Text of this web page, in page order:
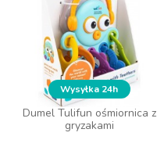
Wysyłka 24h
Dumel Tulifun ośmiornica z
gryzakami
Wysyłka 24h
Dumel Tulifun ośmiornica z
gryzakami